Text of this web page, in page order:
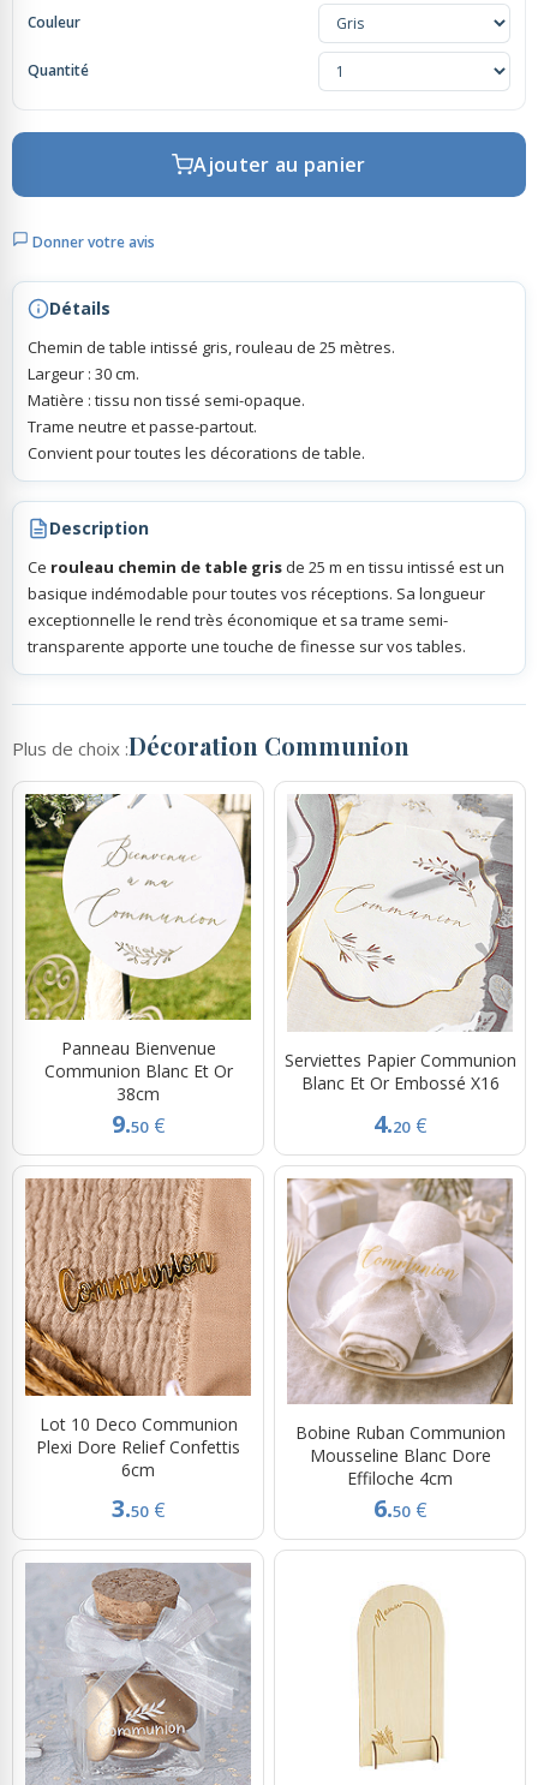
Rubans Tulle Organdi
Scrapbooking, Loisirs Créatifs
Couleur
Quantité
Ajouter au panier
Donner votre avis
Détails
Chemin de table intissé gris, rouleau de 25 mètres.
Largeur : 30 cm.
Matière : tissu non tissé semi-opaque.
Trame neutre et passe-partout.
Convient pour toutes les décorations de table.
Description
Ce rouleau chemin de table gris de 25 m en tissu intissé est un
basique indémodable pour toutes vos réceptions. Sa longueur
exceptionnelle le rend très économique et sa trame semi-
transparente apporte une touche de finesse sur vos tables.
Plus de choix :Décoration Communion
Panneau Bienvenue
Communion Blanc Et Or
38cm
9.50 €
Serviettes Papier Communion
Blanc Et Or Embossé X16
4.20 €
Lot 10 Deco Communion
Plexi Dore Relief Confettis
6cm
3.50 €
Bobine Ruban Communion
Mousseline Blanc Dore
Effiloche 4cm
6.50 €